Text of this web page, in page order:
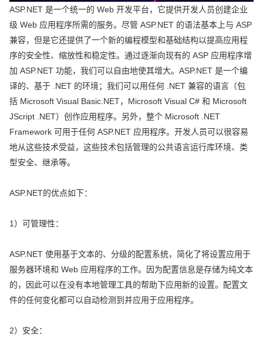
ASP.NET 是一个统一的 Web 开发平台，它提供开发人员创建企业
级 Web 应用程序所需的服务。尽管 ASP.NET 的语法基本上与 ASP
兼容，但是它还提供了一个新的编程模型和基础结构以提高应用程
序的安全性、缩放性和稳定性。通过逐渐向现有的 ASP 应用程序增
加 ASP.NET 功能，我们可以自由地使其增大。ASP.NET 是一个编
译的、基于 .NET 的环境；我们可以用任何 .NET 兼容的语言（包
括 Microsoft Visual Basic.NET，Microsoft Visual C# 和 Microsoft
JScript .NET）创作应用程序。另外，整个 Microsoft .NET
Framework 可用于任何 ASP.NET 应用程序。开发人员可以很容易
地从这些技术受益，这些技术包括管理的公共语言运行库环境、类
型安全、继承等。
ASP.NET的优点如下：
1）可管理性：
ASP.NET 使用基于文本的、分级的配置系统，简化了将设置应用于
服务器环境和 Web 应用程序的工作。因为配置信息是存储为纯文本
的，因此可以在没有本地管理工具的帮助下应用新的设置。配置文
件的任何变化都可以自动检测到并应用于应用程序。
2）安全：